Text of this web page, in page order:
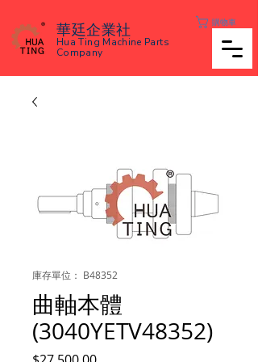
華廷企業社
Hua Ting Machine Parts
Company
購物車
庫存單位： B48352
曲軸本體
(3040YETV48352)